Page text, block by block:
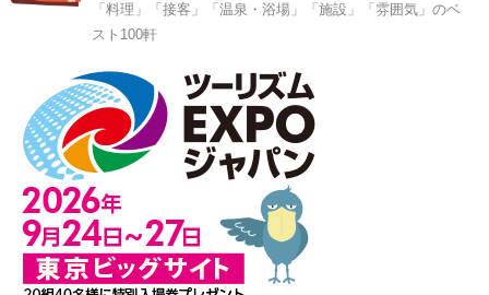
「料理」「接客」「温泉・浴場」「施設」「雰囲気」のベ
スト100軒